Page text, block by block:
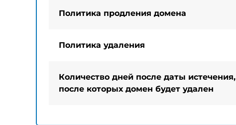
Политика продления домена
Политика удаления
Количество дней после даты истечения,
после которых домен будет удален